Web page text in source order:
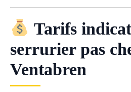
Tarifs
serrurier pas
Ventabren